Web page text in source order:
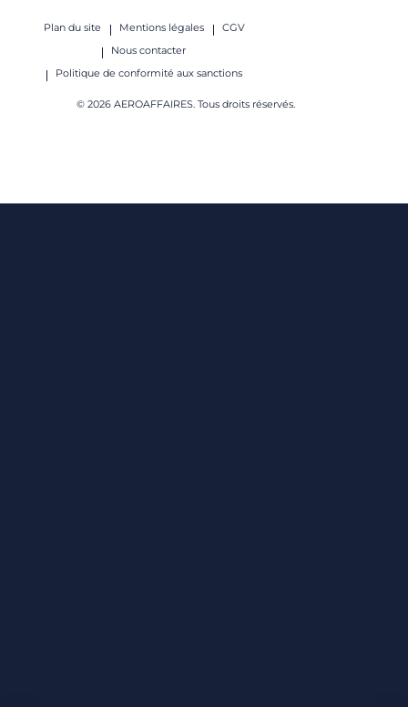
Plan du site Mentions légales
CGV
Nous contacter
Politique de conformité aux sanctions
© 2026 AEROAFFAIRES. Tous droits réservés.